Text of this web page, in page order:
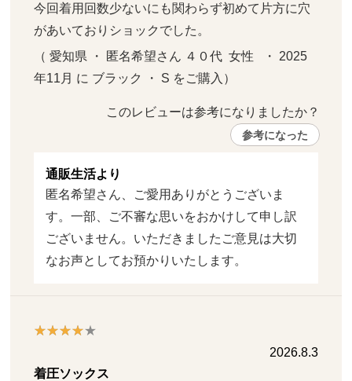
今回着用回数少ないにも関わらず初めて片方に穴
があいておりショックでした。
（ 愛知県 ・ 匿名希望さん ４０代  女性   ・ 2025
年11月 に ブラック ・ S をご購入）
このレビューは参考になりましたか？
参考になった
通販生活より
匿名希望さん、ご愛用ありがとうございま
す。一部、ご不審な思いをおかけして申し訳
ございません。いただきましたご意見は大切
なお声としてお預かりいたします。
2026.8.3
着圧ソックス